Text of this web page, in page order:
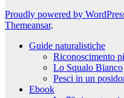
Proudly powered by
Themeansar.
Guide naturalistiche
Riconoscimento
Lo Squalo Bianco
Pesci in un
Ebook